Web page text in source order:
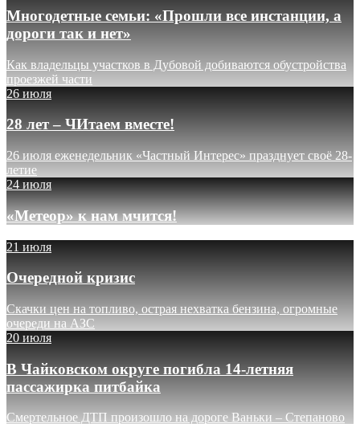
Многодетные семьи: «Прошли все инстанции, а
дороги так и нет»
Как владельцы участков в Дубовой добиваются обустройства
проезжей части
26 июля
28 лет – ЧИтаем вместе!
26 июля еженедельник «Частный Интерес» празднует своё 28-
летие
24 июля
«Метеор» к нам мчится!
21 июля
Очередной кризис
Скачки цен на топливо, острая нехватка бензина, огромные
очереди на АЗС
20 июля
В Чайковском округе погибла 14-летняя
пассажирка питбайка
Смертельное ДТП произошло на дороге Ваньки – Степаново